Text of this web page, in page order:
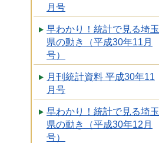
月号
早わかり！統計で見る埼玉
県の動き（平成30年11月
号）
月刊統計資料 平成30年11
月号
早わかり！統計で見る埼玉
県の動き（平成30年12月
号）